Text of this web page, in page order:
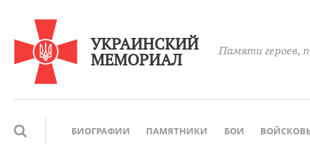
УКРАИНСКИЙ
МЕМОРИАЛ Памяти героев,
БИОГРАФИИ ПАМЯТНИКИ БОИ